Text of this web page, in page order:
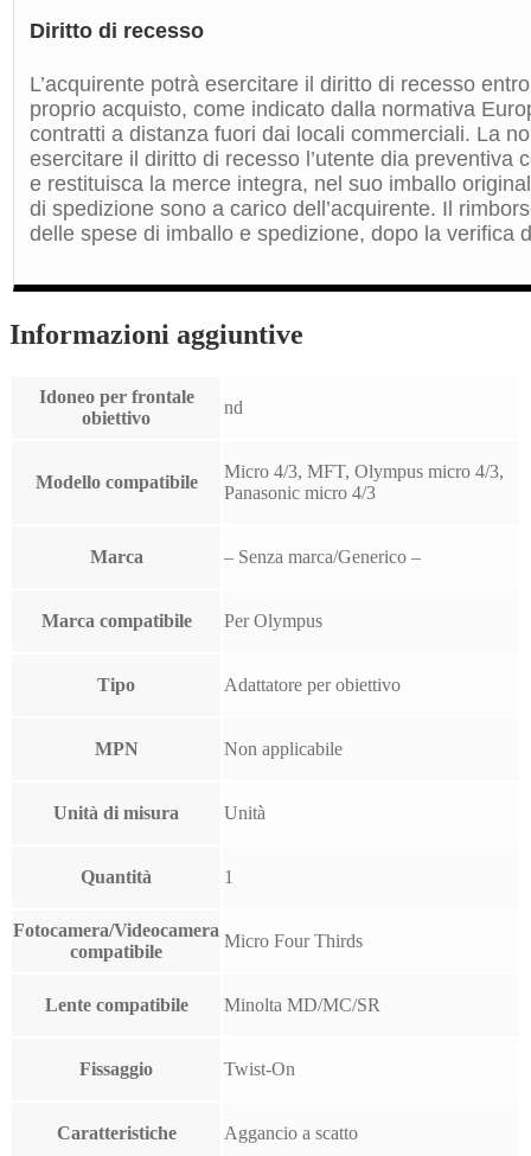
Diritto di recesso
L’acquirente potrà esercitare il diritto di recesso
proprio acquisto, come indicato dalla normativa
contratti a distanza fuori dai locali commerciali. La
esercitare il diritto di recesso l’utente dia preventiva
e restituisca la merce integra, nel suo imballo
di spedizione sono a carico dell’acquirente. Il
delle spese di imballo e spedizione, dopo la verifica
Informazioni aggiuntive
Idoneo per frontale
obiettivo
nd
Modello compatibile
Micro 4/3, MFT, Olympus micro 4/3,
Panasonic micro 4/3
Marca – Senza marca/Generico –
Marca compatibile Per Olympus
Tipo Adattatore per obiettivo
MPN Non applicabile
Unità di misura Unità
Quantità 1
Fotocamera/Videocamera
compatibile
Micro Four Thirds
Lente compatibile Minolta MD/MC/SR
Fissaggio Twist-On
Caratteristiche Aggancio a scatto